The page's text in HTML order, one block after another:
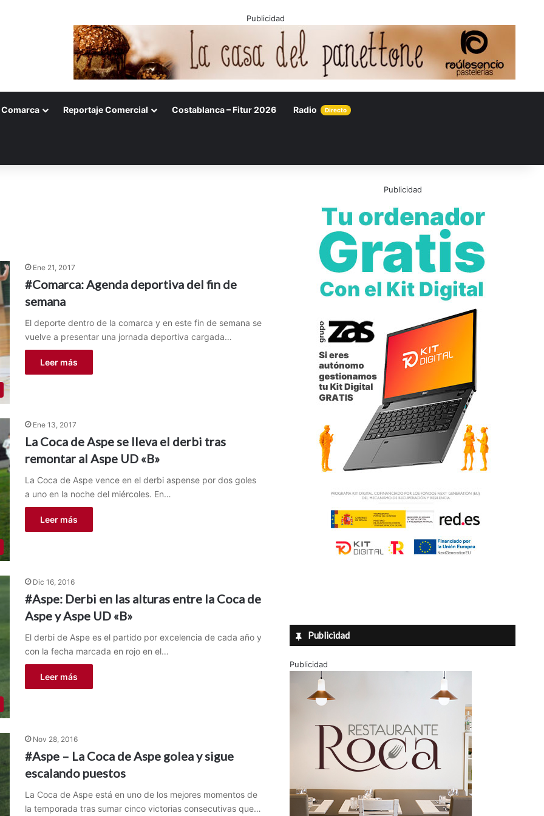
Publicidad
Comarca Reportaje Comercial Costablanca – Fitur 2026 Radio Directo
Ene 21, 2017
#Comarca: Agenda deportiva del fin de
semana
El deporte dentro de la comarca y en este fin de semana se
vuelve a presentar una jornada deportiva cargada…
Leer más
Ene 13, 2017
La Coca de Aspe se lleva el derbi tras
remontar al Aspe UD «B»
La Coca de Aspe vence en el derbi aspense por dos goles
a uno en la noche del miércoles. En…
Leer más
Dic 16, 2016
#Aspe: Derbi en las alturas entre la Coca de
Aspe y Aspe UD «B»
El derbi de Aspe es el partido por excelencia de cada año y
con la fecha marcada en rojo en el…
Leer más
Nov 28, 2016
#Aspe – La Coca de Aspe golea y sigue
escalando puestos
La Coca de Aspe está en uno de los mejores momentos de
la temporada tras sumar cinco victorias consecutivas que…
Publicidad
Publicidad
Publicidad